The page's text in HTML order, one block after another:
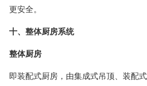
更安全。
十、整体厨房系统
整体厨房
即装配式厨房，由集成式吊顶、装配